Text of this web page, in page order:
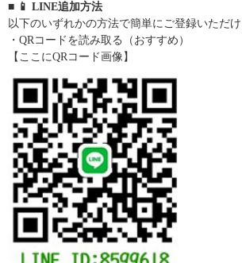
■ 📱 LINE追加方法
以下のいずれかの方法で簡単にご登録いただけ
・QRコードを読み取る（おすすめ）
【ここにQRコード画像】